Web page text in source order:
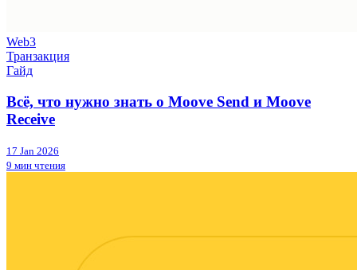
Web3
Транзакция
Гайд
Всё, что нужно знать о Moove Send и Moove
Receive
17 Jan 2026
9 мин чтения